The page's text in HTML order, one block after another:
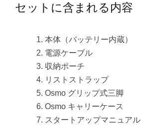
セットに含まれる内容
本体（バッテリー内蔵）
電源ケーブル
収納ポーチ
リストストラップ
Osmo グリップ式三脚
Osmo キャリーケース
スタートアップマニュアル